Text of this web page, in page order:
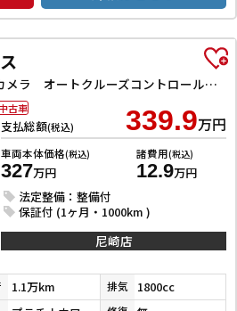
ハイブリッド Z 全周囲カメラ オートクルーズコントロール レーンアシスト パワーシート 衝突被害軽減システム ナビ TV オートライト LEDヘッドランプ ヘッドライトウォッシャー 電動リアゲート アルミホイール
支払総額(税込) 339.9万円
車両本体価格(税込)
327万円
諸費用(税込)
12.9万円
法定整備：整備付
保証付 (1ヶ月・1000km )
古車
尼崎店
1.1万km 排気 1800cc